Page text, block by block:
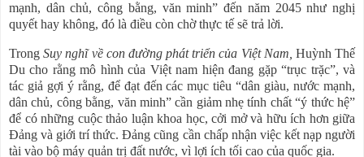
mạnh, dân chủ, công bằng, văn minh” đến năm 2045 như nghị
quyết hay không, đó là điều còn chờ thực tế sẽ trả lời.
TrongSuy nghĩ về con đường phát triển của Việt Nam, Huỳnh Thế
Du cho rằng mô hình của Việt nam hiện đang gặp “trục trặc”, và
tác giả gợi ý rằng, để đạt đến các mục tiêu “dân giàu, nước mạnh,
dân chủ, công bằng, văn minh” cần giảm nhẹ tính chất “ý thức hệ”
để có những cuộc thảo luận khoa học, cởi mở và hữu ích hơn giữa
Đảng và giới trí thức. Đảng cũng cần chấp nhận việc kết nạp người
tài vào bộ máy quản trị đất nước, vì lợi ích tối cao của quốc gia.